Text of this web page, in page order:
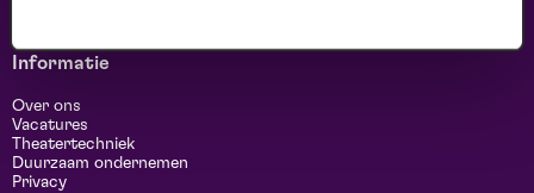
Informatie
Over ons
Vacatures
Theatertechniek
Duurzaam ondernemen
Privacy